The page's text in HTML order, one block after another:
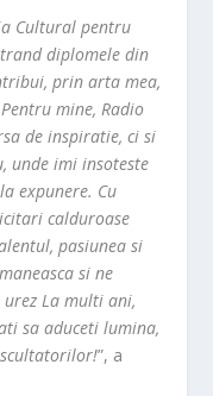
Cultural pentru
diplomele din
prin arta mea,
mine, Radio
de inspiratie, ci si
unde imi insoteste
expunere. Cu
calduroase
pasiunea si
si ne
La multi ani,
sa aduceti lumina,
”, a